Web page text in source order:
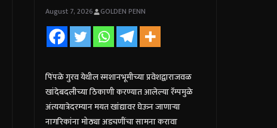
August 7, 2026 GOLDEN PENN
पिंपळे गुरव येथील स्मशानभूमीच्या प्रवेशद्वाराजवळ
खांदेबदलीच्या ठिकाणी करण्यात आलेल्या रॅम्पमुळे
अंत्ययात्रेदरम्यान मयत खांद्यावर घेऊन जाणाऱ्या
नागरिकांना मोठ्या अडचणींचा सामना करावा